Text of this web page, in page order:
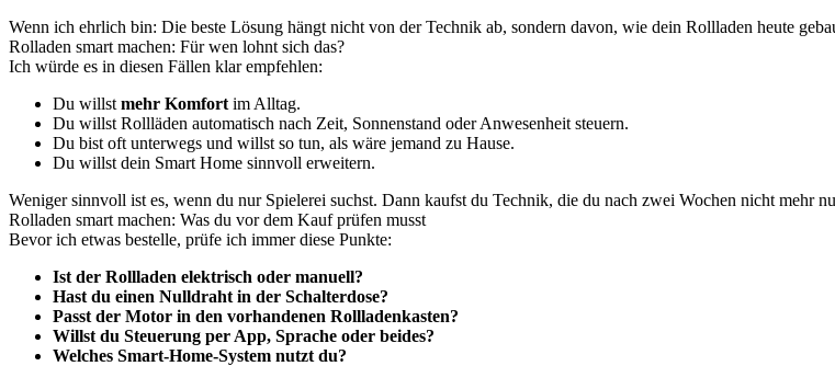
Wenn ich ehrlich bin: Die beste Lösung hängt nicht von der Technik ab, sondern davon, wie dein Rollladen heute
Rolladen smart machen: Für wen lohnt sich das?
Ich würde es in diesen Fällen klar empfehlen:
Du willst mehr Komfort im Alltag.
Du willst Rollläden automatisch nach Zeit, Sonnenstand oder Anwesenheit steuern.
Du bist oft unterwegs und willst so tun, als wäre jemand zu Hause.
Du willst dein Smart Home sinnvoll erweitern.
Weniger sinnvoll ist es, wenn du nur Spielerei suchst. Dann kaufst du Technik, die du nach zwei Wochen nicht mehr
Rolladen smart machen: Was du vor dem Kauf prüfen musst
Bevor ich etwas bestelle, prüfe ich immer diese Punkte:
Ist der Rollladen elektrisch oder manuell?
Hast du einen Nulldraht in der Schalterdose?
Passt der Motor in den vorhandenen Rollladenkasten?
Willst du Steuerung per App, Sprache oder beides?
Welches Smart-Home-System nutzt du?